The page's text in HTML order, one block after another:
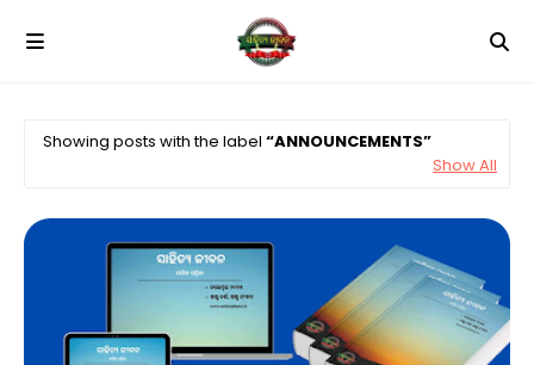
Showing posts with the label ANNOUNCEMENTS
Show All